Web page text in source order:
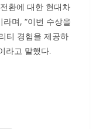
환에 대한 현대차
며, “이번 수상을
티 경험을 제공하
라고 말했다.